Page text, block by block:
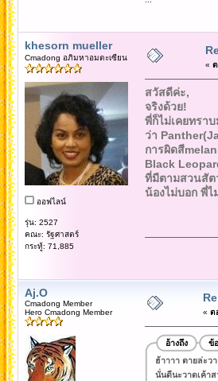
khesorn mueller
Cmadong อภิมหาอมตะเซียน
ออฟไลน์
รุ่น: 2527
คณะ: รัฐศาสตร์
กระทู้: 71,885
«
สวัสดีค่ะ,
จริงด้วย!
พี่ก็ไม่เคยทรา
ว่า
การผิดสี
Black
ที่มีตามสวนสัต
น้องไม่บอก พี่ไ
Aj.O
Cmadong Member
Hero Cmadong Member
« ต
อ้างถึง ข้
ฮ้าาาา ตายล่ะว
นั่นดีนะวาดเค้า